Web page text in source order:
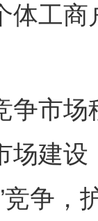
体工
市场
场建
竞争，